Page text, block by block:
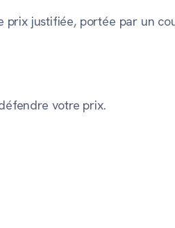
prix justifiée, portée par un
votre prix.